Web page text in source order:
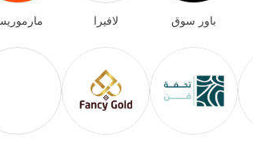
باور سوق لافيرا